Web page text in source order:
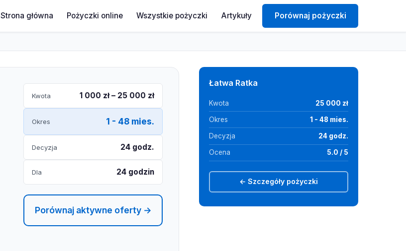
Strona główna Pożyczki online Wszystkie pożyczki Artykuły Porównaj pożyczki
Kwota 1 000 zł – 25 000 zł
Okres 1 - 48 mies.
Decyzja 24 godz.
Dla 24 godzin
Porównaj aktywne oferty →
Łatwa Ratka
Kwota 25 000 zł
Okres 1 - 48 mies.
Decyzja 24 godz.
Ocena 5.0 / 5
← Szczegóły pożyczki